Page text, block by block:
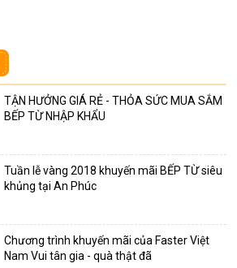
TẬN HƯỞNG GIÁ RẺ - THỎA SỨC MUA SẮM
BẾP TỪ NHẬP KHẨU
Tuần lễ vàng 2018 khuyến mãi BẾP TỪ siêu
khủng tại An Phúc
Chương trình khuyến mãi của Faster Việt
Nam Vui tân gia - quà thật đã